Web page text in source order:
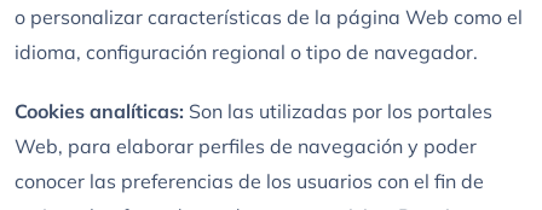
o personalizar características de la página Web como el
idioma, configuración regional o tipo de navegador.
Cookies analíticas: Son las utilizadas por los portales
Web, para elaborar perfiles de navegación y poder
conocer las preferencias de los usuarios con el fin de